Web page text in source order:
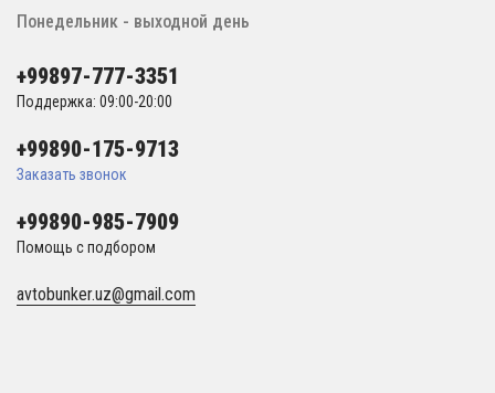
Понедельник - выходной день
+99897-777-3351
Поддержка: 09:00-20:00
+99890-175-9713
Заказать звонок
+99890-985-7909
Помощь с подбором
avtobunker.uz@gmail.com